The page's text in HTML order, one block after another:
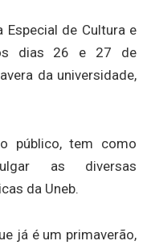
Especial de Cultura e
dias 26 e 27 de
da universidade,
público, tem como
as diversas
da Uneb.
já é um primaverão,